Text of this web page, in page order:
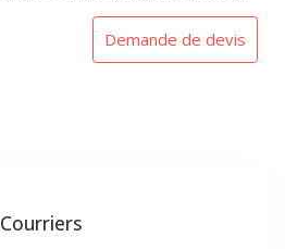
Demande de devis
Courriers